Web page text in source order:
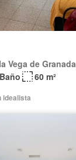
Vega de Granada
60 m²
idealista